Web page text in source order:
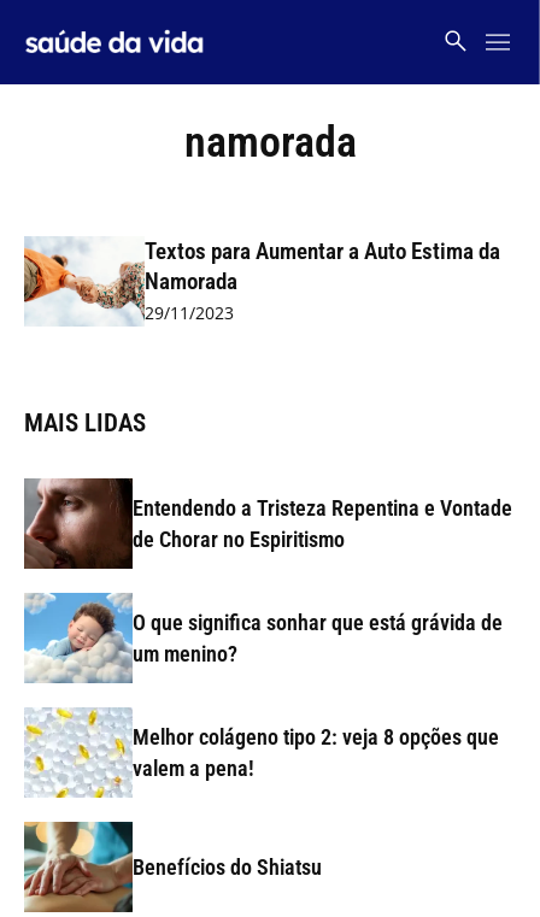
namorada
Textos para Aumentar a Auto Estima da
Namorada
29/11/2023
MAIS LIDAS
Entendendo a Tristeza Repentina e Vontade
de Chorar no Espiritismo
O que significa sonhar que está grávida de
um menino?
Melhor colágeno tipo 2: veja 8 opções que
valem a pena!
Benefícios do Shiatsu